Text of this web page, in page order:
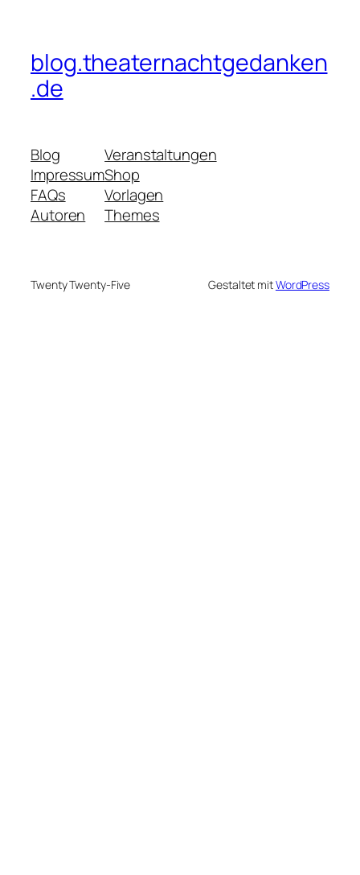
blog.theaternachtgedanken
.de
Blog
Impressum
FAQs
Autoren
Veranstaltungen
Shop
Vorlagen
Themes
Twenty Twenty-Five Gestaltet mitWordPress